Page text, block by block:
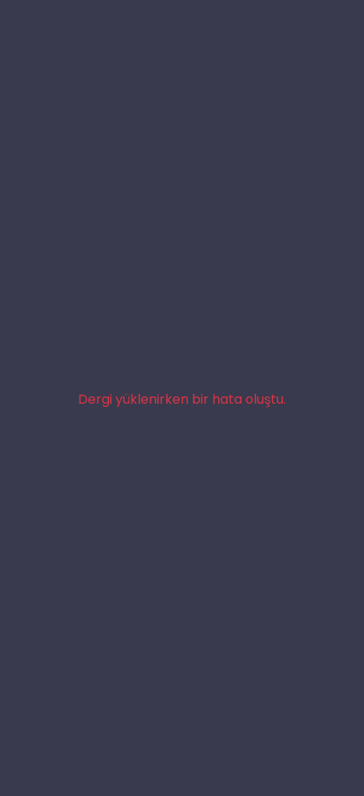
Dergi yüklenirken bir hata oluştu.